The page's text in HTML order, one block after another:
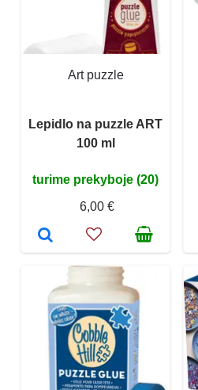
Art puzzle
Lepidlo na puzzle ART
100 ml
turime prekyboje (20)
6,00 €